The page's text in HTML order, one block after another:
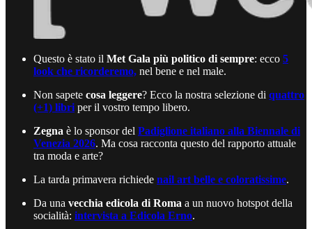
Questo è stato il Met Gala più politico di sempre: ecco 5
look che ricorderemo, nel bene e nel male.
Non sapete cosa leggere? Ecco la nostra selezione di quattro
(+1) libri per il vostro tempo libero.
Zegna è lo sponsor del Padiglione italiano alla Biennale di
Venezia 2026. Ma cosa racconta questo del rapporto attuale
tra moda e arte?
La tarda primavera richiede nail art belle e coloratissime.
Da una vecchia edicola di Roma a un nuovo hotspot della
socialità: intervista a Edicola Erno.